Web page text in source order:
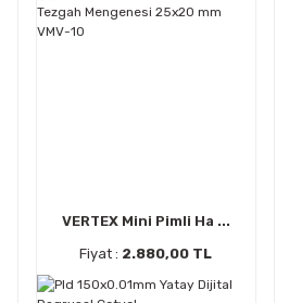
VERTEX Mini Pimli Ha ...
Fiyat : 2.880,00 TL